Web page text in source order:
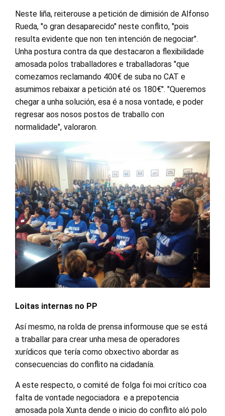
Neste liña, reiterouse a petición de dimisión de Alfonso
Rueda, "o gran desaparecido" neste conflito, "pois
resulta evidente que non ten intención de negociar".
Unha postura contra da que destacaron a flexibilidade
amosada polos traballadores e traballadoras "que
comezamos reclamando 400€ de suba no CAT e
asumimos rebaixar a petición até os 180€". "Queremos
chegar a unha solución, esa é a nosa vontade, e poder
regresar aos nosos postos de traballo con
normalidade", valoraron.
Loitas internas no PP
Así mesmo, na rolda de prensa informouse que se está
a traballar para crear unha mesa de operadores
xurídicos que tería como obxectivo abordar as
consecuencias do conflito na cidadanía.
A este respecto, o comité de folga foi moi crítico coa
falta de vontade negociadora e a prepotencia
amosada pola Xunta dende o inicio do conflito aló polo